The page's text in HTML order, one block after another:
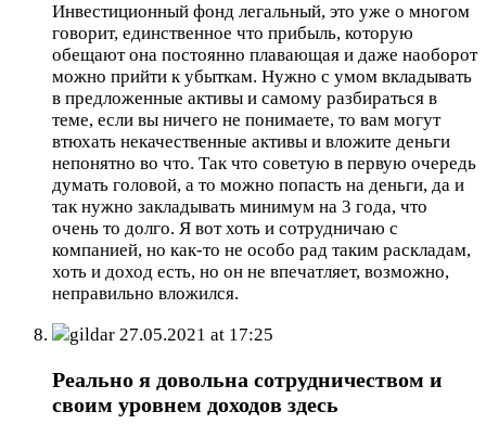
Инвестиционный фонд легальный, это уже о многом
говорит, единственное что прибыль, которую
обещают она постоянно плавающая и даже наоборот
можно прийти к убыткам. Нужно с умом вкладывать
в предложенные активы и самому разбираться в
теме, если вы ничего не понимаете, то вам могут
втюхать некачественные активы и вложите деньги
непонятно во что. Так что советую в первую очередь
думать головой, а то можно попасть на деньги, да и
так нужно закладывать минимум на 3 года, что
очень то долго. Я вот хоть и сотрудничаю с
компанией, но как-то не особо рад таким раскладам,
хоть и доход есть, но он не впечатляет, возможно,
неправильно вложился.
gildar 27.05.2021 at 17:25
Реально я довольна сотрудничеством и
своим уровнем доходов здесь